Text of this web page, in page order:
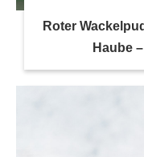
Roter
Haube